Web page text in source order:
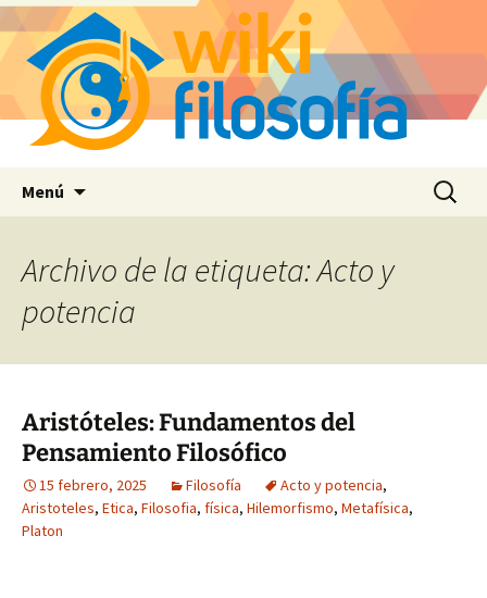
Menú Buscar:
Archivo de la etiqueta: Acto y
potencia
Aristóteles: Fundamentos del
Pensamiento Filosófico
15 febrero, 2025 Filosofía Acto y potencia,
Aristoteles, Etica, Filosofia, física, Hilemorfismo, Metafísica,
Platon